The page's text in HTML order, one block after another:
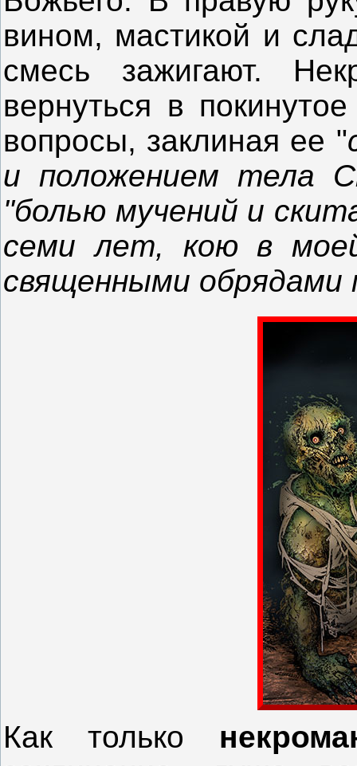
вином, мастикой и
смесь зажигают.
вернуться в
вопросы, заклиная ее "
и положением тела
"болью мучений и
семи лет, кою в
священными обрядами
Как только